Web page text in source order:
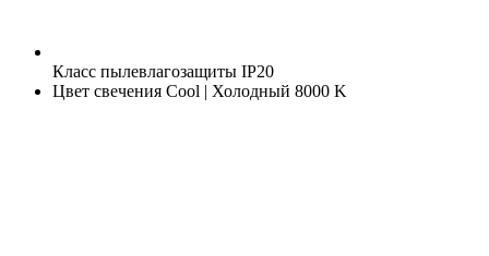
Класс пылевлагозащиты IP20
Цвет свечения Cool | Холодный 8000 K